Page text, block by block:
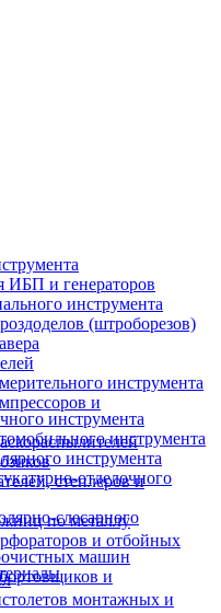
ИБП и генераторов
инструмента
(штроборезов)
инструмента
и
степлеров и
по металлу
и отбойных
монтажных и
инструмента
инструмента
инструмента
отделочного
слесарного
машин
и